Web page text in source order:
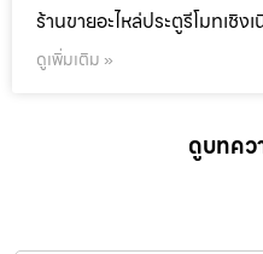
ร้านขายอะไหล่ประตูรีโมทเชิง
ดูเพิ่มเติม »
ดูบทค